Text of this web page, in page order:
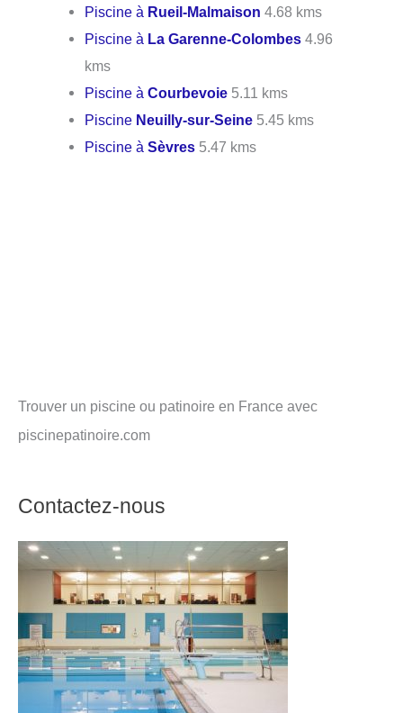
Piscine à Rueil-Malmaison 4.68 kms
Piscine à La Garenne-Colombes 4.96
kms
Piscine àCourbevoie 5.11 kms
Piscine Neuilly-sur-Seine 5.45 kms
Piscine àSèvres 5.47 kms
Trouver un piscine ou patinoire en France avec
piscinepatinoire.com
Contactez-nous